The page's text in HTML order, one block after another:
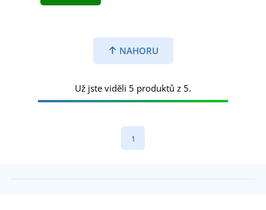
NAHORU
Už jste viděli 5 produktů z 5.
1